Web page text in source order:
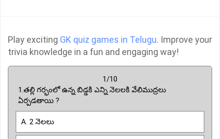
Play exciting GK quiz games in Telugu. Improve your
trivia knowledge in a fun and engaging way!
1/10
1.తల్లి గర్భంలో ఉన్న బిడ్డకి ఎన్ని నెలలకి వేలిముద్రలు
ఏర్పడతాయి ?
A. 2 నెలలు